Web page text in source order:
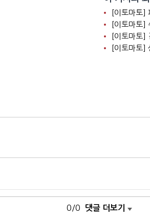
0/0 댓글 더보기